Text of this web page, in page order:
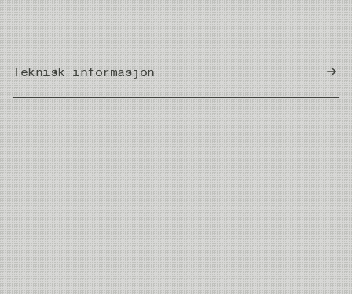
Teknisk informasjon
Country of Origin Japan